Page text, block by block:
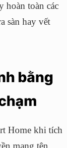
hoàn toàn các
sàn hay vết
bằng
Home khi tích
mang tên